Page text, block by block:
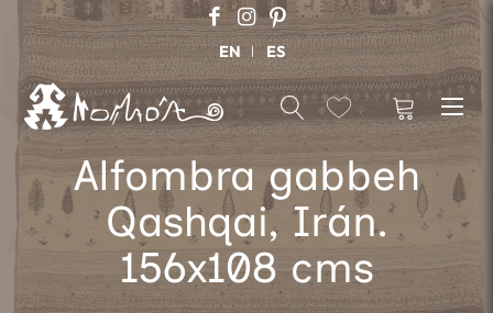
EN ES
Alfombra gabbeh
Qashqai, Irán.
156x108 cms